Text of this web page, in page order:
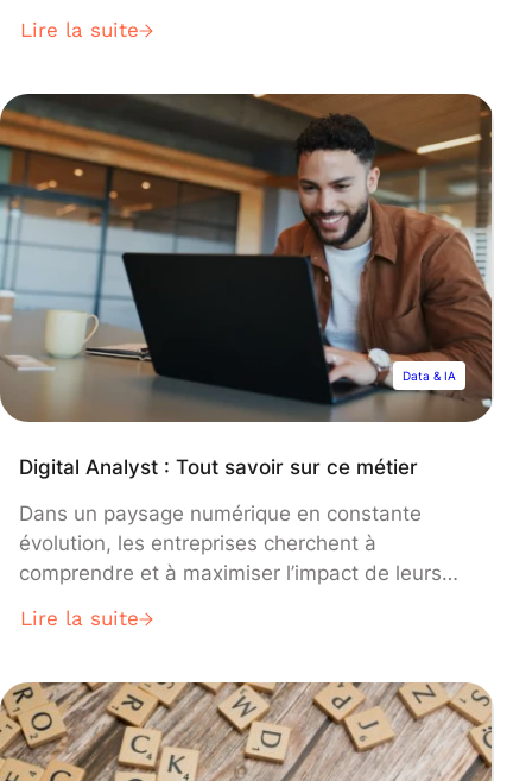
incontournable. Mais comment passer du
décision réellement éclairée ? C’est là que le
Business Analyst joue un rôle pivot. Face à la
fragmentation des données et à la nécessité
d’une analyse en temps réel, ce professionnel a
dû évoluer pour devenir un véritable «
traducteur » entre la tech et le business.
Découvrez ce métier, ses enjeux, les
compétences qu’il requiert et le salaire perçu.
Lire la suite
Data & IA
Digital Analyst : Tout savoir sur ce métier
Dans un paysage numérique en constante
évolution, les entreprises cherchent à
comprendre et à maximiser l’impact de leurs
essentiel du Digital Analyst. Dans cet article,
principales et les compétences requises pour
réussir dans ce domaine en pleine expansion.
Lire la suite